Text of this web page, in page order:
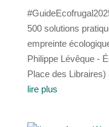
500 solutions
empreinte
Philippe Lévêque -
Place des
lire plus